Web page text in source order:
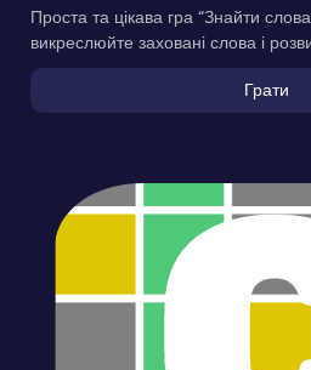
Проста та цікава гра “Знайти
викреслюйте заховані слова і
Грати